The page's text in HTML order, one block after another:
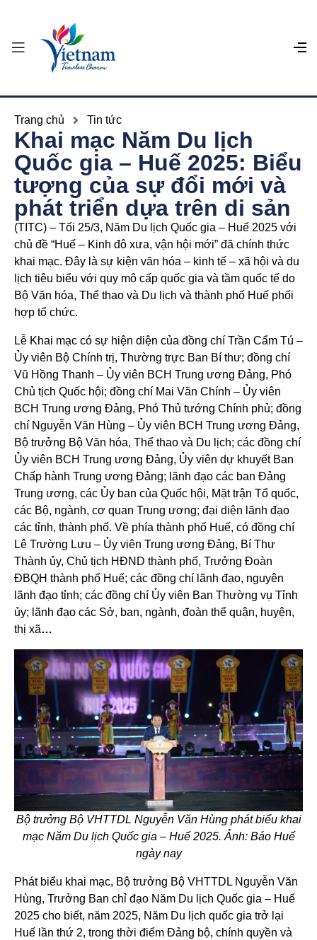
Trang chủ Tin tức
Khai mạc Năm Du lịch
Quốc gia – Huế 2025: Biểu
tượng của sự đổi mới và
phát triển dựa trên di sản
(TITC) – Tối 25/3, Năm Du lịch Quốc gia – Huế 2025 với
chủ đề “Huế – Kinh đô xưa, vận hội mới” đã chính thức
khai mạc. Đây là sự kiện văn hóa – kinh tế – xã hội và du
lịch tiêu biểu với quy mô cấp quốc gia và tầm quốc tế do
Bộ Văn hóa, Thể thao và Du lịch và thành phố Huế phối
hợp tổ chức.
Lễ Khai mạc có sự hiện diện của đồng chí Trần Cẩm Tú –
Ủy viên Bộ Chính trị, Thường trực Ban Bí thư; đồng chí
Vũ Hồng Thanh – Ủy viên BCH Trung ương Đảng, Phó
Chủ tịch Quốc hội; đồng chí Mai Văn Chính – Ủy viên
BCH Trung ương Đảng, Phó Thủ tướng Chính phủ; đồng
chí Nguyễn Văn Hùng – Ủy viên BCH Trung ương Đảng,
Bộ trưởng Bộ Văn hóa, Thể thao và Du lịch; các đồng chí
Ủy viên BCH Trung ương Đảng, Ủy viên dự khuyết Ban
Chấp hành Trung ương Đảng; lãnh đạo các ban Đảng
Trung ương, các Ủy ban của Quốc hội, Mặt trận Tổ quốc,
các Bộ, ngành, cơ quan Trung ương; đại diện lãnh đạo
các tỉnh, thành phố. Về phía thành phố Huế, có đồng chí
Lê Trường Lưu – Ủy viên Trung ương Đảng, Bí Thư
Thành ủy, Chủ tịch HĐND thành phố, Trưởng Đoàn
ĐBQH thành phố Huế; các đồng chí lãnh đạo, nguyên
lãnh đạo tỉnh; các đồng chí Ủy viên Ban Thường vụ Tỉnh
ủy; lãnh đạo các Sở, ban, ngành, đoàn thể quận, huyện,
thị xã…
Bộ trưởng Bộ VHTTDL Nguyễn Văn Hùng phát biểu khai
mạc Năm Du lịch Quốc gia – Huế 2025. Ảnh: Báo Huế
ngày nay
Phát biểu khai mạc, Bộ trưởng Bộ VHTTDL Nguyễn Văn
Hùng, Trưởng Ban chỉ đạo Năm Du lịch Quốc gia – Huế
2025 cho biết, năm 2025, Năm Du lịch quốc gia trở lại
Huế lần thứ 2, trong thời điểm Đảng bộ, chính quyền và